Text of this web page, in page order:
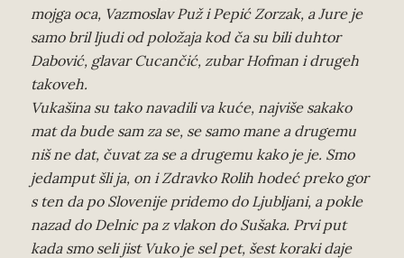
mojga oca, Vazmoslav Puž i Pepić Zorzak, a Jure je
samo bril ljudi od položaja kod ča su bili duhtor
Dabović, glavar Cucančić, zubar Hofman i drugeh
takoveh.
Vukašina su tako navadili va kuće, najviše sakako
mat da bude sam za se, se samo mane a drugemu
niš ne dat, čuvat za se a drugemu kako je je. Smo
jedamput šli ja, on i Zdravko Rolih hodeć preko gor
s ten da po Slovenije pridemo do Ljubljani, a pokle
nazad do Delnic pa z vlakon do Sušaka. Prvi put
kada smo seli jist Vuko je sel pet, šest koraki daje